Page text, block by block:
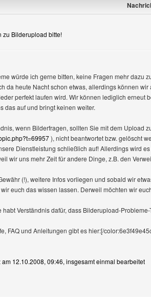
zu Bilderupload bitte!
würde ich gerne bitten, keine Fragen mehr dazu
da heute Nacht schon etwas, allerdings können
perfekt laufen wird. Wir können lediglich
das auf und bringt keinen weiter.
wenn Bilderfragen, sollten Sie mit dem Upload
), nicht beantwortet bzw. gelöscht
Dienstleistung schließlich auf! Allerdings wird
wir uns mehr Zeit für andere Dinge, z.B. den
(!), weitere Infos vorliegen und sobald wir
euch das wissen lassen. Derweil möchten wir
Verständnis dafür, dass Bilderupload-
FAQ und Anleitungen gibt es hier:[/
12.10.2008, 09:46, insgesamt einmal bearbeitet
besuchen: Fritz